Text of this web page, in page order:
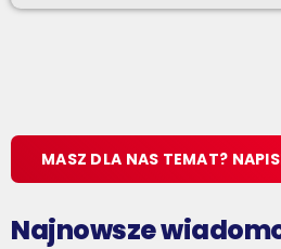
MASZ DLA NAS TEMAT?
Najnowsze